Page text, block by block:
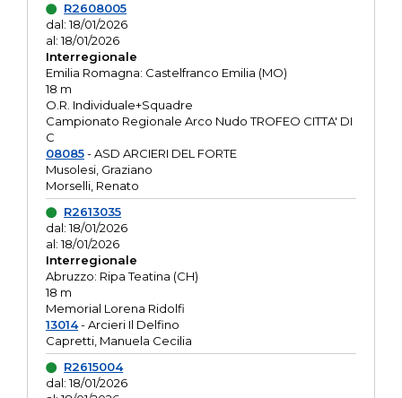
R2608005
dal: 18/01/2026
al: 18/01/2026
Interregionale
Emilia Romagna: Castelfranco Emilia (MO)
18 m
O.R. Individuale+Squadre
Campionato Regionale Arco Nudo TROFEO CITTA' DI
C
08085- ASD ARCIERI DEL FORTE
Musolesi, Graziano
Morselli, Renato
R2613035
dal: 18/01/2026
al: 18/01/2026
Interregionale
Abruzzo: Ripa Teatina (CH)
18 m
Memorial Lorena Ridolfi
13014- Arcieri Il Delfino
Capretti, Manuela Cecilia
R2615004
dal: 18/01/2026